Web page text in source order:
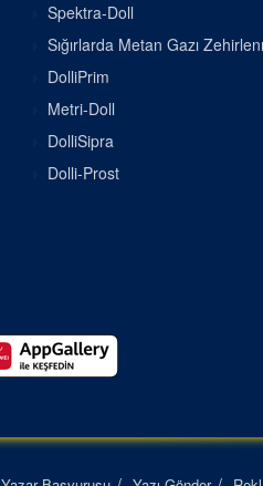
Spektra-Doll
Sığırlarda Metan Gazı
DolliPrim
Metri-Doll
DolliSipra
Dolli-Prost